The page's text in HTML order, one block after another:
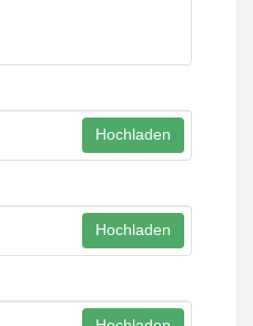
Hochladen
Hochladen